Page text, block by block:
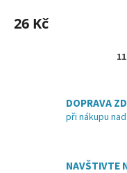
26 Kč
11
DOPRAVA
při nákupu
NAVŠTIVTE